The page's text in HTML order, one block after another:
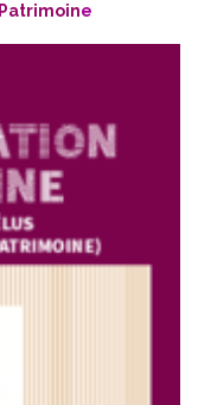
Patrimoine